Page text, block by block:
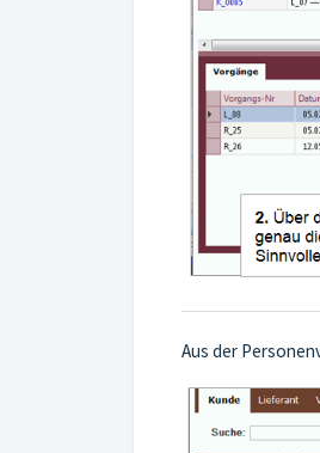
Aus der